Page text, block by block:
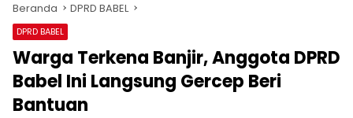
Beranda DPRD BABEL
DPRD BABEL
Warga Terkena Banjir, Anggota DPRD
Babel Ini Langsung Gercep Beri
Bantuan